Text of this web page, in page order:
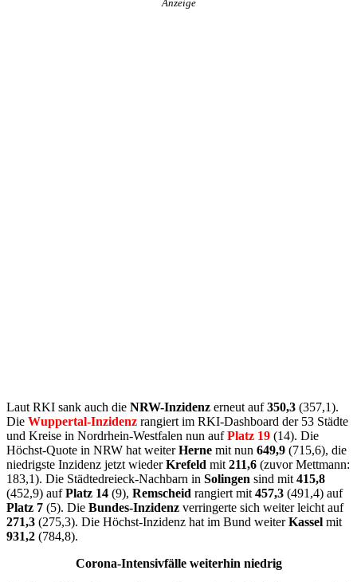
Anzeige
Laut RKI sank auch die NRW-Inzidenz erneut auf350,3 (357,1).
Die Wuppertal-Inzidenz rangiert im RKI-Dashboard der 53 Städte
und Kreise in Nordrhein-Westfalen nun aufPlatz 19 (14). Die
Höchst-Quote in NRW hat weiterHerne mit nun 649,9 (715,6), die
niedrigste Inzidenz jetzt wiederKrefeld mit 211,6 (zuvor Mettmann:
183,1). Die Städtedreieck-Nachbarn in Solingen sind mit 415,8
(452,9) aufPlatz 14 (9), Remscheid rangiert mit 457,3 (491,4) auf
Platz 7 (5). Die Bundes-Inzidenz verringerte sich weiter leicht auf
271,3 (275,3). Die Höchst-Inzidenz hat im Bund weiterKassel mit
931,2 (784,8).
Corona-Intensivfälle weiterhin niedrig